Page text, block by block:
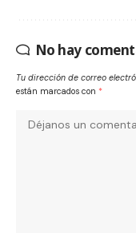
No hay
Tu dirección de correo
están marcados con *